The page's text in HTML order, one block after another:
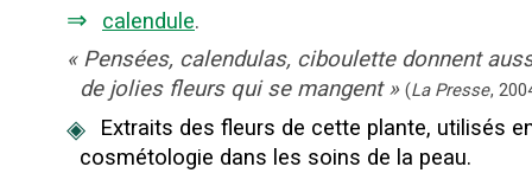
⇒ calendule.
« Pensées, calendulas, ciboulette donnent
de jolies fleurs qui se mangent » (La Presse,
◈
Extraits des fleurs de cette plante, utilisés
cosmétologie dans les soins de la peau.